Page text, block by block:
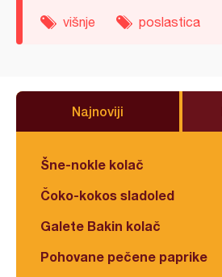
višnje poslastica
Najnoviji
Šne-nokle kolač
Čoko-kokos sladoled
Galete Bakin kolač
Pohovane pečene paprike